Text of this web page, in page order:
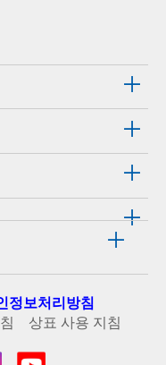
정보처리방침
상표 사용 지침